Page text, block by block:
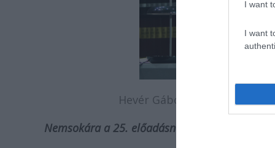
I want
I want
Hevér Gáborral az Igenis,
Nemsokára a 25. előadásnál tart az